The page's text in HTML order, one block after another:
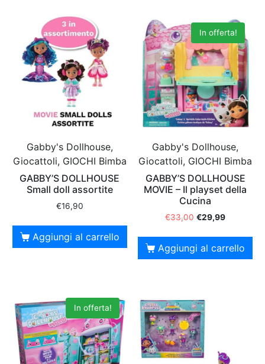
Gabby's Dollhouse,
Giocattoli, GIOCHI Bimba
GABBY’S DOLLHOUSE
Small doll assortite
€16,90
Aggiungi al carrello
In offerta!
Gabby's Dollhouse,
Giocattoli, GIOCHI Bimba
GABBY’S DOLLHOUSE
MOVIE – Il playset della
Cucina
€33,00 €29,99
Aggiungi al carrello
In offerta!